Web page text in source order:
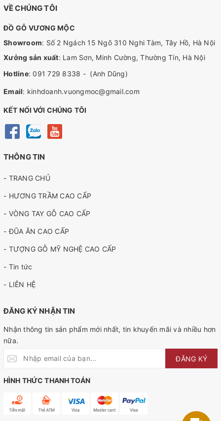
VỀ CHÚNG TÔI
ĐỒ GỖ VƯƠNG MỘC
Showroom: Số 2 Ngách 15 Ngõ 310 Nghi Tàm, Tây Hồ, Hà Nội
Xưởng sản xuất: Lam Sơn, Minh Cường, Thường Tín, Hà Nội
Hotline:091 729 8338 - (Anh Dũng)
Email: kinhdoanh.vuongmoc@gmail.com
KẾT NỐI VỚI CHÚNG TÔI
THÔNG TIN
- TRANG CHỦ
- HƯƠNG TRẦM CAO CẤP
- VÒNG TAY GỖ CAO CẤP
- ĐŨA ĂN CAO CẤP
- TƯỢNG GỖ MỸ NGHỆ CAO CẤP
- Tin tức
- LIÊN HỆ
ĐĂNG KÝ NHẬN TIN
Nhận thông tin sản phẩm mới nhất, tin khuyến mãi và nhiều hơn
nữa.
ĐĂNG KÝ
HÌNH THỨC THANH TOÁN